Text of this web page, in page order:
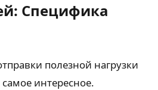
Специфика
полезной нагрузки
интересное.